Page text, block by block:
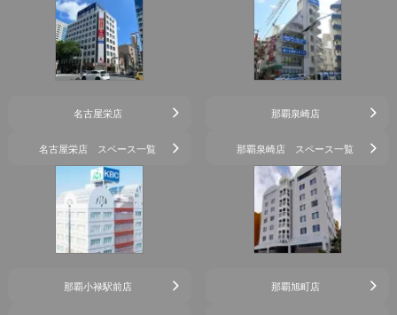
名古屋栄店
名古屋栄店 スペース一覧
那覇泉崎店
那覇泉崎店 スペース一覧
那覇小禄駅前店 那覇旭町店